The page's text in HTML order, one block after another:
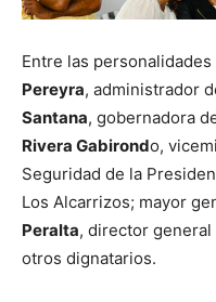
Entre las
Pereyra, administrador
Santana, gobernadora
Rivera Gabirondo,
Seguridad de la
Los Alcarrizos; mayor
Peralta, director general
otros dignatarios.